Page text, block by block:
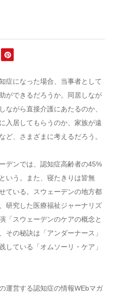
症になった場合、当事者として
ができるだろうか。同居しなが
ながら直接介護にあたるのか、
入居してもらうのか、家族が遠
ど、さまざまに考えるだろう。
デンでは、認知症高齢者の45%
いう。また、寝たきりは皆無
ている。スウェーデンの地方都
研究した医療福祉ジャーナリズ
「スウェーデンのケアの概念と
その秘訣は「アンダーナース」
している「オムソーリ・ケア」
運営する認知症の情報WEbマガ